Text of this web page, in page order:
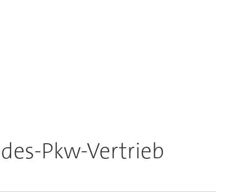
Pkw-Vertrieb